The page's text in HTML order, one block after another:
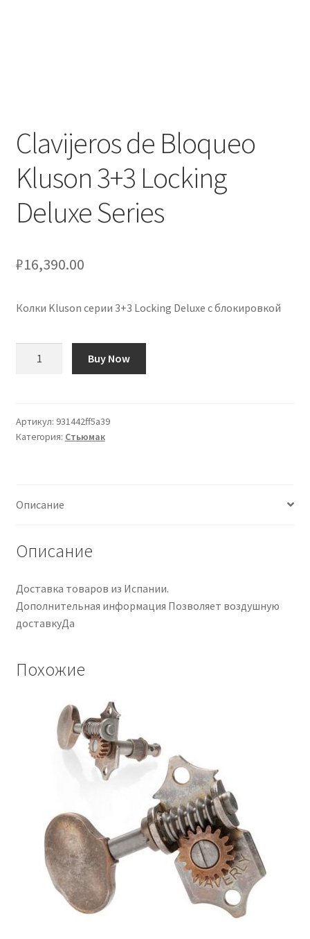
Clavijeros de Bloqueo
Kluson 3+3 Locking
Deluxe Series
₽16,390.00
Колки Kluson серии 3+3 Locking Deluxe с блокировкой
Bloqueo
Kluson
Series
Buy Now
Артикул: 931442ff5a39
Категория: Стьюмак
Описание
Описание
Доставка товаров из Испании.
Дополнительная информация Позволяет воздушную
доставкуДа
Похожие